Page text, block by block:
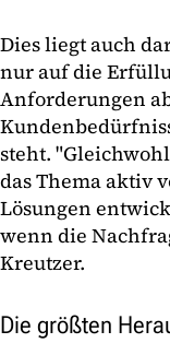
Dies liegt auch
nur auf die
Anforderungen
steht.
das Thema aktiv
Lösungen
wenn die
Kreutzer.
Die größten